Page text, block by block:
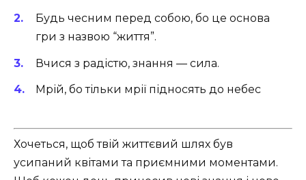
Будь чесним перед собою, бо це основа
гри з назвою “життя”.
Вчися з радістю, знання — сила.
Мрій, бо тільки мрії підносять до небес
Хочеться, щоб твій життєвий шлях був
усипаний квітами та приємними моментами.